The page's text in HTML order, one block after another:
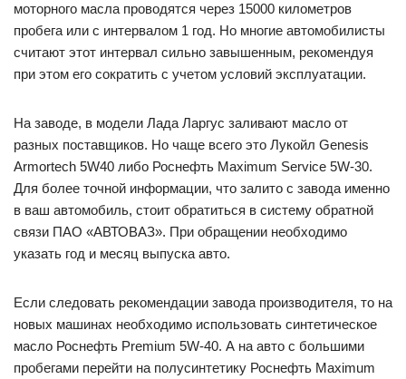
моторного масла проводятся через 15000 километров
пробега или с интервалом 1 год. Но многие автомобилисты
считают этот интервал сильно завышенным, рекомендуя
при этом его сократить с учетом условий эксплуатации.
На заводе, в модели Лада Ларгус заливают масло от
разных поставщиков. Но чаще всего это Лукойл Genesis
Armortech 5W40 либо Роснефть Maximum Service 5W-30.
Для более точной информации, что залито с завода именно
в ваш автомобиль, стоит обратиться в систему обратной
связи ПАО «АВТОВАЗ». При обращении необходимо
указать год и месяц выпуска авто.
Если следовать рекомендации завода производителя, то на
новых машинах необходимо использовать синтетическое
масло Роснефть Premium 5W-40. А на авто с большими
пробегами перейти на полусинтетику Роснефть Maximum